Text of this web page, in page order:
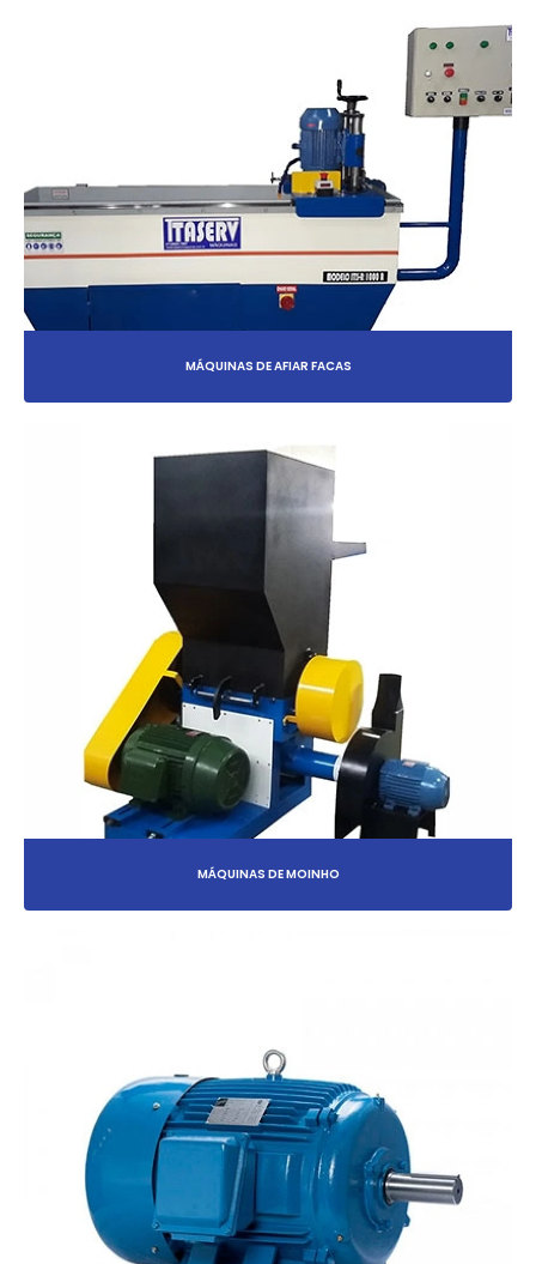
MÁQUINAS DE AFIAR FACAS
MÁQUINAS DE MOINHO